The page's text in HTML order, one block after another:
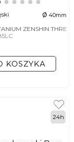
ø 40mm
ZENSHIN
KOSZYKA
24h